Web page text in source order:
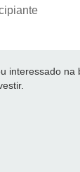
interessado na